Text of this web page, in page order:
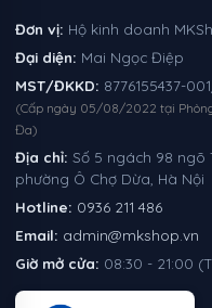
Đơn vị: Hộ kinh doanh
Đại diện: Mai Ngọc Điệp
MST/ĐKKD: 8776155437-
(Cấp ngày 05/08/2022 tại
Đa)
Địa chỉ: Số 5 ngách 98 ngõ
phường Ô Chợ Dừa, Hà Nội
Hotline: 0936 211 486
Email: admin@mkshop.vn
Giờ mở cửa: 08:30 - 21:00